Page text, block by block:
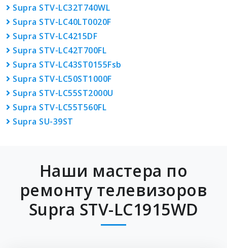
Supra STV-LC32T740WL
Supra STV-LC40LT0020F
Supra STV-LC4215DF
Supra STV-LC42T700FL
Supra STV-LC43ST0155Fsb
Supra STV-LC50ST1000F
Supra STV-LC55ST2000U
Supra STV-LC55T560FL
Supra SU-39ST
Наши мастера по
ремонту телевизоров
Supra STV-LC1915WD